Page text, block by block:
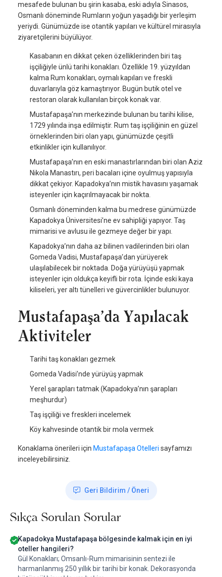
mesafede bulunan bu şirin kasaba, eski adıyla Sinasos,
Osmanlı döneminde Rumların yoğun yaşadığı bir yerleşim
yeriydi. Günümüzde ise otantik yapıları ve kültürel mirasıyla
ziyaretçilerini büyülüyor.
Kasabanın en dikkat çeken özelliklerinden biri taş
işçiliğiyle ünlü tarihi konakları. Özellikle 19. yüzyıldan
kalma Rum konakları, oymalı kapıları ve freskli
duvarlarıyla göz kamaştırıyor. Bugün butik otel ve
restoran olarak kullanılan birçok konak var.
Mustafapaşa’nın merkezinde bulunan bu tarihi kilise,
1729 yılında inşa edilmiştir. Rum taş işçiliğinin en güzel
örneklerinden biri olan yapı, günümüzde çeşitli
etkinlikler için kullanılıyor.
Mustafapaşa’nın en eski manastırlarından biri olan Aziz
Nikola Manastırı, peri bacaları içine oyulmuş yapısıyla
dikkat çekiyor. Kapadokya’nın mistik havasını yaşamak
isteyenler için kaçırılmayacak bir nokta.
Osmanlı döneminden kalma bu medrese günümüzde
Kapadokya Üniversitesi’ne ev sahipliği yapıyor. Taş
mimarisi ve avlusu ile gezmeye değer bir yapı.
Kapadokya’nın daha az bilinen vadilerinden biri olan
Gomeda Vadisi, Mustafapaşa’dan yürüyerek
ulaşılabilecek bir noktada. Doğa yürüyüşü yapmak
isteyenler için oldukça keyifli bir rota. İçinde eski kaya
kiliseleri, yer altı tünelleri ve güvercinlikler bulunuyor.
Mustafapaşa’da Yapılacak
Aktiviteler
Tarihi taş konakları gezmek
Gomeda Vadisi’nde yürüyüş yapmak
Yerel şarapları tatmak (Kapadokya’nın şarapları
meşhurdur)
Taş işçiliği ve freskleri incelemek
Köy kahvesinde otantik bir mola vermek
Konaklama önerileri için Mustafapaşa Otelleri sayfamızı
inceleyebilirsiniz.
Geri Bildirim / Öneri
Sıkça Sorulan Sorular
Kapadokya Mustafapaşa bölgesinde kalmak için en iyi
oteller hangileri?
Gül Konakları; Omsanlı-Rum mimarisinin sentezi ile
harmanlanmış 250 yıllık bir tarihi bir konak. Dekorasyonda